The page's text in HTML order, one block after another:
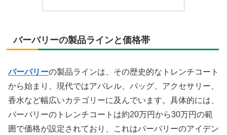
バーバリーの製品ラインと価格帯
バーバリーの製品ラインは、その歴史的なトレンチコート
から始まり、現代ではアパレル、バッグ、アクセサリー、
香水など幅広いカテゴリーに及んでいます。具体的には、
バーバリーのトレンチコートは約20万円から30万円の範
囲で価格が設定されており、これはバーバリーのアイデン